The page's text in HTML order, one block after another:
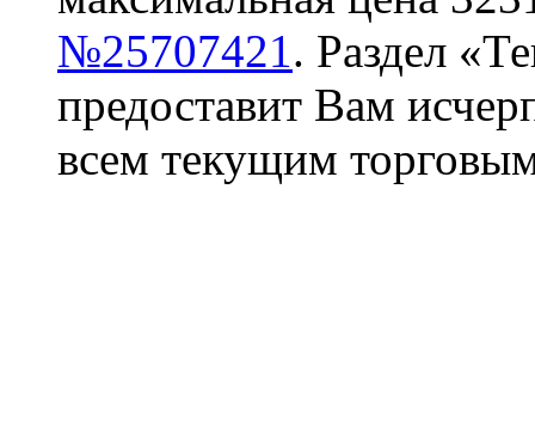
№25707421. Раздел
предоставит Вам
всем текущим